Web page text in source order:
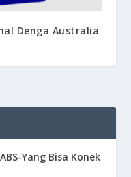
Denga Australia
Yang Bisa Konek